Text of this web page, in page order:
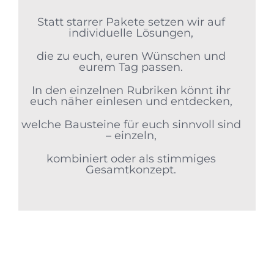
Statt starrer Pakete setzen wir auf
individuelle Lösungen,
die zu euch, euren Wünschen und
eurem Tag passen.
In den einzelnen Rubriken könnt ihr
euch näher einlesen und entdecken,
welche Bausteine für euch sinnvoll sind
– einzeln,
kombiniert oder als stimmiges
Gesamtkonzept.